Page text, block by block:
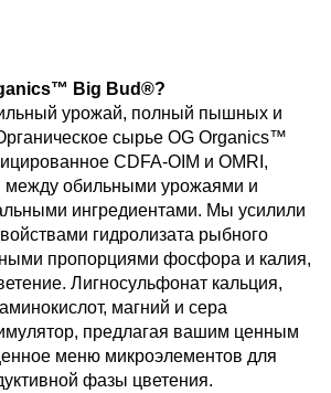
Big Bud®?
урожай, полный пышных и
сырье OG Organics™
CDFA-OIM и OMRI,
между обильными урожаями и
ингредиентами. Мы усилили
гидролизата рыбного
пропорциями фосфора и калия,
Лигносульфонат кальция,
магний и сера
предлагая вашим ценным
меню микроэлементов для
фазы цветения.